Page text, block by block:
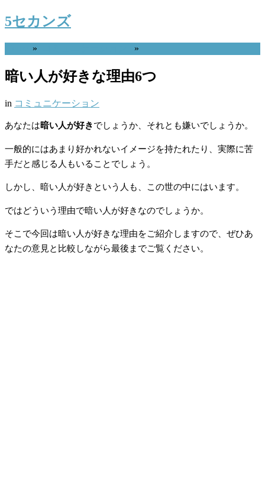
5セカンズ
» »
暗い人が好きな理由6つ
in コミュニケーション
あなたは暗い人が好きでしょうか、それとも嫌いでしょうか。
一般的にはあまり好かれないイメージを持たれたり、実際に苦
手だと感じる人もいることでしょう。
しかし、暗い人が好きという人も、この世の中にはいます。
ではどういう理由で暗い人が好きなのでしょうか。
そこで今回は暗い人が好きな理由をご紹介しますので、ぜひあ
なたの意見と比較しながら最後までご覧ください。